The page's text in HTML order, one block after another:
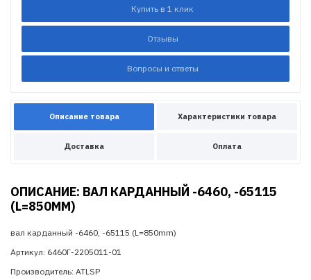
Купить в 1 клик
Отзывы
Вопросы и ответы
Описание товара Характеристики товара
Доставка Оплата
ОПИСАНИЕ: ВАЛ КАРДАННЫЙ -6460, -65115
(L=850MM)
вал карданный -6460, -65115 (L=850mm)
Артикул: 6460Г-2205011-01
Производитель: ATLSP